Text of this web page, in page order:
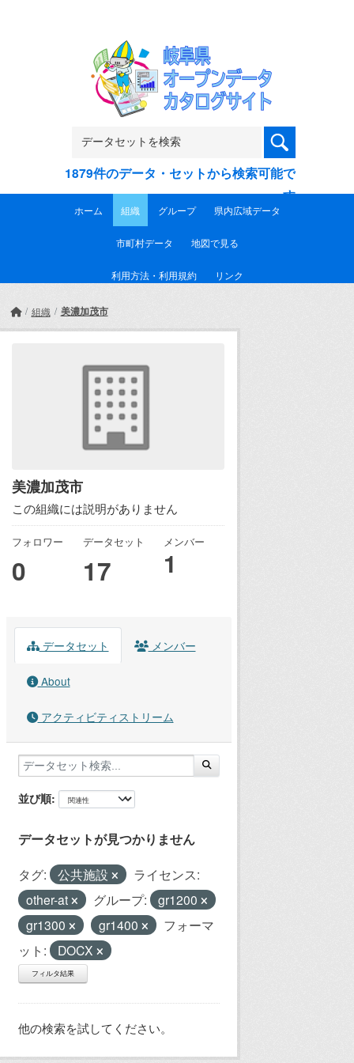
1879件のデータ・セットから検索可能で
す
ホーム 組織 グループ 県内広域データ
市町村データ 地図で見る
利用方法・利用規約 リンク
組織 美濃加茂市
美濃加茂市
この組織には説明がありません
フォロワー
0
データセット
17
メンバー
1
データセット メンバー
About
アクティビティストリーム
並び順
データセットが見つかりません
タグ: 公共施設
ライセンス:
other-at
グループ:
gr1200
gr1300
gr1400
フォーマ
ット:
DOCX
フィルタ結果
他の検索を試してください。